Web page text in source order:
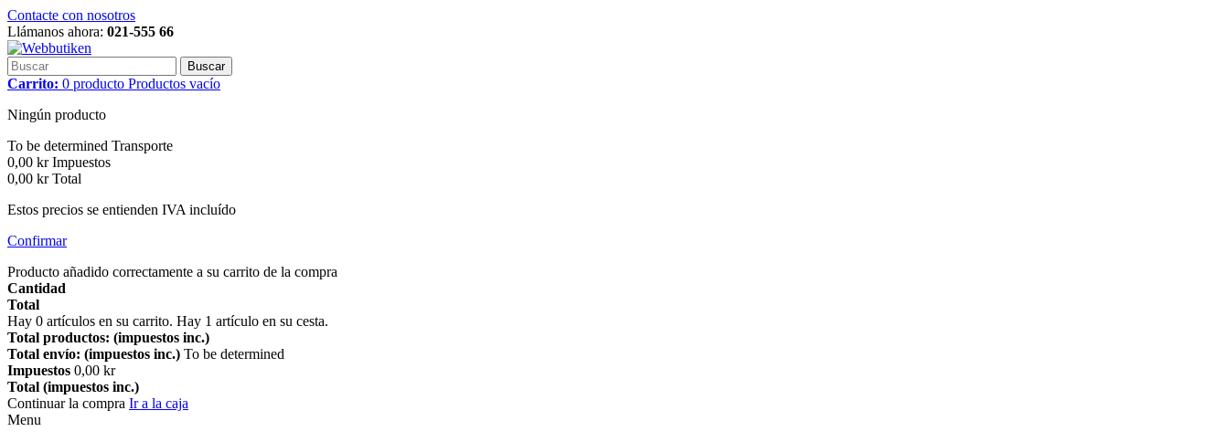
Contacte con nosotros
Llámanos ahora: 021-555 66
Buscar
Carrito: 0 producto Productos vacío
Ningún producto
To be determined Transporte
0,00 kr Impuestos
0,00 kr Total
Estos precios se entienden IVA incluído
Confirmar
Producto añadido correctamente a su carrito de la compra
Cantidad
Total
Hay 0 artículos en su carrito. Hay 1 artículo en su cesta.
Total productos: (impuestos inc.)
Total envío: (impuestos inc.) To be determined
Impuestos 0,00 kr
Total (impuestos inc.)
Continuar la compra Ir a la caja
Menu